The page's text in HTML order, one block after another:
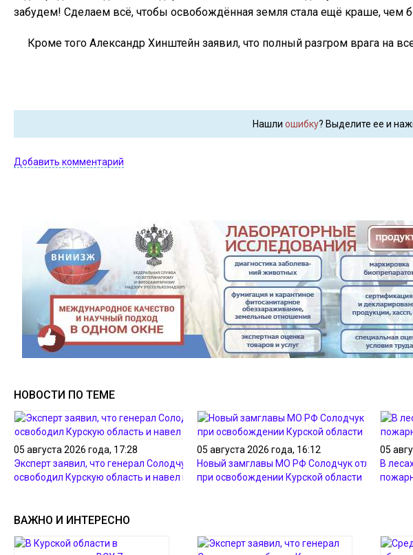
забудем! Сделаем всё, чтобы освобождённая земля стала ещё краше, чем
Кроме того Александр Хинштейн заявил, что полный разгром врага на
Нашли ошибку? Выделите ее и
Добавить комментарий
НОВОСТИ ПО ТЕМЕ
05 августа 2026 года, 17:28
Эксперт заявил, что генерал Солодчук
освободил Курскую область и навел порядок
05 августа 2026 года, 16:12
Новый замглавы МО РФ Солодчук отличился
при освобождении Курской области
05
В
ВАЖНО И ИНТЕРЕСНО